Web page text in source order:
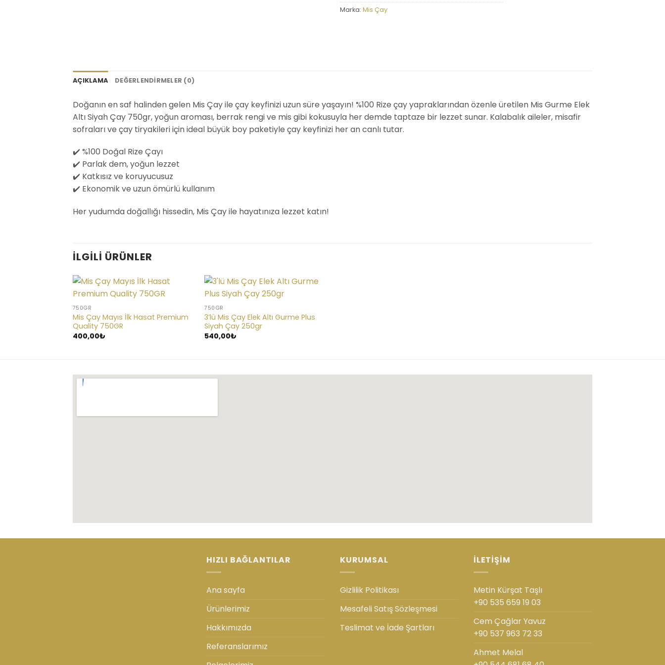
Marka: Mis Çay
AÇIKLAMA DEĞERLENDIRMELER (0)
Doğanın en saf halinden gelen Mis Çay ile çay keyfinizi uzun süre yaşayın! %100 Rize çay yapraklarından özenle üretilen Mis Gurme Elek
Altı Siyah Çay 750gr, yoğun aroması, berrak rengi ve mis gibi kokusuyla her demde taptaze bir lezzet sunar. Kalabalık aileler, misafir
sofraları ve çay tiryakileri için ideal büyük boy paketiyle çay keyfinizi her an canlı tutar.
✔️ %100 Doğal Rize Çayı
✔️ Parlak dem, yoğun lezzet
✔️ Katkısız ve koruyucusuz
✔️ Ekonomik ve uzun ömürlü kullanım
Her yudumda doğallığı hissedin, Mis Çay ile hayatınıza lezzet katın!
İLGILI ÜRÜNLER
750GR
Mis Çay Mayıs İlk Hasat Premium
Quality 750GR
400,00₺
750GR
3’lü Mis Çay Elek Altı Gurme Plus
Siyah Çay 250gr
540,00₺
HIZLI BAĞLANTILAR
Ana sayfa
Ürünlerimiz
Hakkımızda
Referanslarımız
KURUMSAL
Gizlilik Politikası
Mesafeli Satış Sözleşmesi
Teslimat ve İade Şartları
İLETIŞIM
Metin Kürşat Taşlı
+90 535 659 19 03
Cem Çağlar Yavuz
+90 537 963 72 33
Ahmet Melal